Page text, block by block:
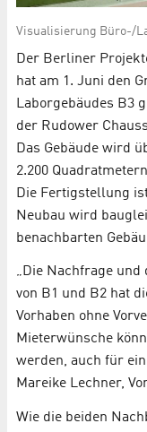
Visualisierung Büro-/
Der Berliner
hat am 1. Juni den
Laborgebäudes B3
der Rudower
Das Gebäude wird
2.200
Die Fertigstellung
Neubau wird
benachbarten
„Die Nachfrage
von B1 und B2 hat
Vorhaben ohne
Mieterwünsche
werden, auch für
Mareike Lechner,
Wie die beiden